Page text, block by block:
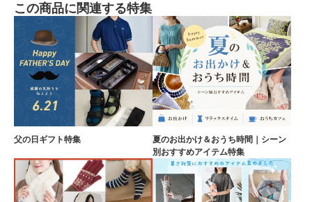
この商品に関連する特集
父の日ギフト特集
夏のお出かけ＆おうち時間｜シーン
別おすすめアイテム特集